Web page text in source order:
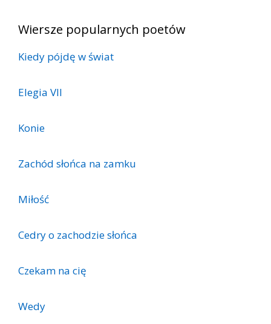
Wiersze popularnych poetów
Kiedy pójdę w świat
Elegia VII
Konie
Zachód słońca na zamku
Miłość
Cedry o zachodzie słońca
Czekam na cię
Wedy